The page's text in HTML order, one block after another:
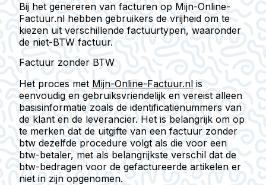
Bij het genereren van facturen op Mijn-Online-
Factuur.nl hebben gebruikers de vrijheid om te
kiezen uit verschillende factuurtypen, waaronder
de niet-BTW factuur.
Factuur zonder BTW
Het proces met Mijn-Online-Factuur.nl is
eenvoudig en gebruiksvriendelijk en vereist alleen
basisinformatie zoals de identificatienummers van
de klant en de leverancier. Het is belangrijk om op
te merken dat de uitgifte van een factuur zonder
btw dezelfde procedure volgt als die voor een
btw-betaler, met als belangrijkste verschil dat de
btw-bedragen voor de gefactureerde artikelen er
niet in zijn opgenomen.